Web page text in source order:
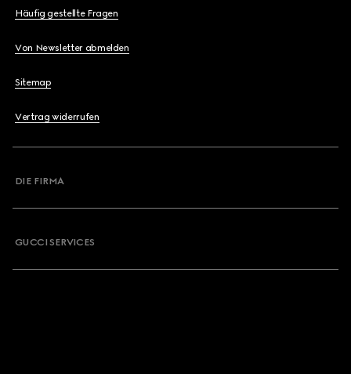
Häufig gestellte Fragen
Von Newsletter abmelden
Sitemap
Vertrag widerrufen
DIE FIRMA
GUCCI SERVICES